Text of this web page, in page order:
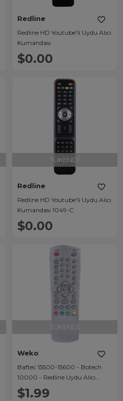
Redline
Redline HD Youtube'li Uydu Alıcı
Kumandası
$0.00
TÜKENDI
Redline
Redline HD Youtube'li Uydu Alıcı
Kumandası 1049-C
$0.00
TÜKENDI
Weko
Baftec 15500-15600 - Botech
10000 - Redline Uydu Alıcı
Kumandası
$1.99